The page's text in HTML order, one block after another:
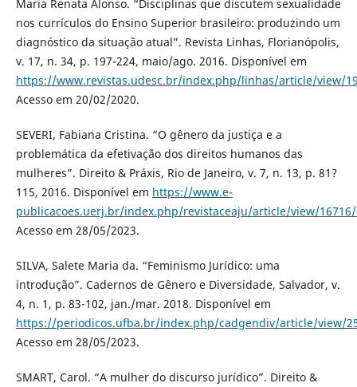
Maria Renata Alonso. “Disciplinas que discutem sexualidade
nos currículos do Ensino Superior brasileiro: produzindo um
diagnóstico da situação atual”. Revista Linhas, Florianópolis,
v. 17, n. 34, p. 197-224, maio/ago. 2016. Disponível em
https://www.revistas.udesc.br/index.php/linhas/article/view/
Acesso em 20/02/2020.
SEVERI, Fabiana Cristina. “O gênero da justiça e a
problemática da efetivação dos direitos humanos das
mulheres”. Direito & Práxis, Rio de Janeiro, v. 7, n. 13, p. 81?
115, 2016. Disponível em https://www.e-
publicacoes.uerj.br/index.php/revistaceaju/article/view/16716/
Acesso em 28/05/2023.
SILVA, Salete Maria da. “Feminismo Jurídico: uma
introdução”. Cadernos de Gênero e Diversidade, Salvador, v.
4, n. 1, p. 83-102, jan./mar. 2018. Disponível em
https://periodicos.ufba.br/index.php/cadgendiv/article/view/
Acesso em 28/05/2023.
SMART, Carol. “A mulher do discurso jurídico”. Direito &